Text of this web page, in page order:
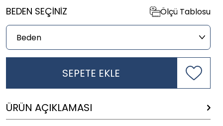
BEDEN SEÇINIZ Ölçü Tablosu
SEPETE EKLE
ÜRÜN AÇIKLAMASI